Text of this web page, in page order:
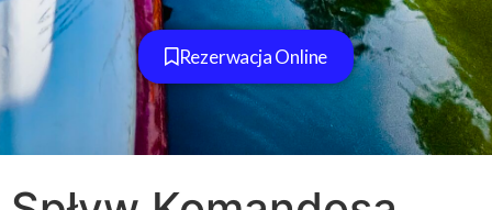
Rezerwacja Online